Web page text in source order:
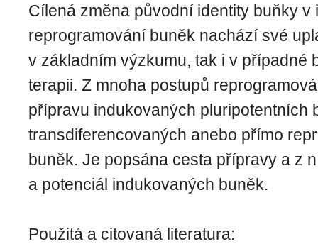
Cílená změna původní identity buňky v
reprogramování buněk nachází své
v základním výzkumu, tak i v případné
terapii. Z mnoha postupů
přípravu indukovaných pluripotentních
transdiferencovaných anebo přímo
buněk. Je popsána cesta přípravy a z
a potenciál indukovaných buněk.
Použitá a citovaná literatura: